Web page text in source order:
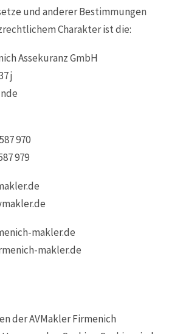
und anderer Bestimmungen
Charakter ist die:
Assekuranz GmbH
j
970
979
makler.de
makler.de
der AVMakler Firmenich